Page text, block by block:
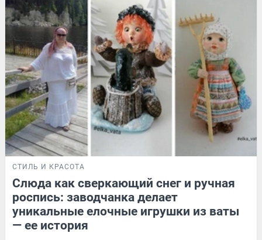
СТИЛЬ И КРАСОТА
Слюда как сверкающий снег и ручная
роспись: заводчанка делает
уникальные елочные игрушки из ваты
— ее история